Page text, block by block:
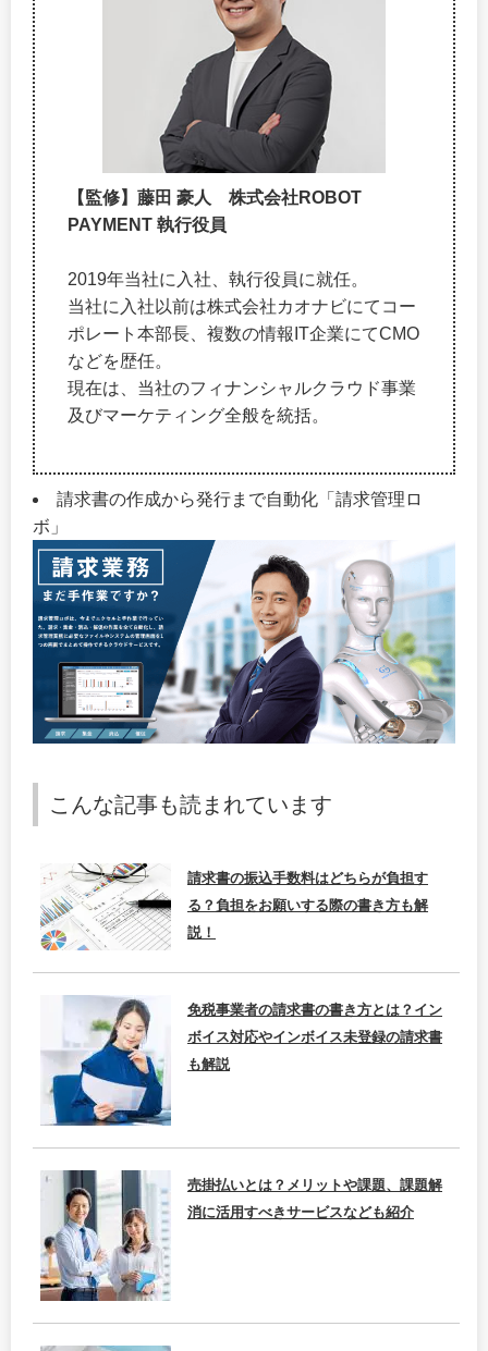
【監修】藤田 豪人 株式会社ROBOT
PAYMENT 執行役員
2019年当社に入社、執行役員に就任。
当社に入社以前は株式会社カオナビにてコー
ポレート本部長、複数の情報IT企業にてCMO
などを歴任。
現在は、当社のフィナンシャルクラウド事業
及びマーケティング全般を統括。
請求書の作成から発行まで自動化「請求管理ロ
ボ」
こんな記事も読まれています
請求書の振込手数料はどちらが負担す
る？負担をお願いする際の書き方も解
説！
免税事業者の請求書の書き方とは？イン
ボイス対応やインボイス未登録の請求書
も解説
売掛払いとは？メリットや課題、課題解
消に活用すべきサービスなども紹介